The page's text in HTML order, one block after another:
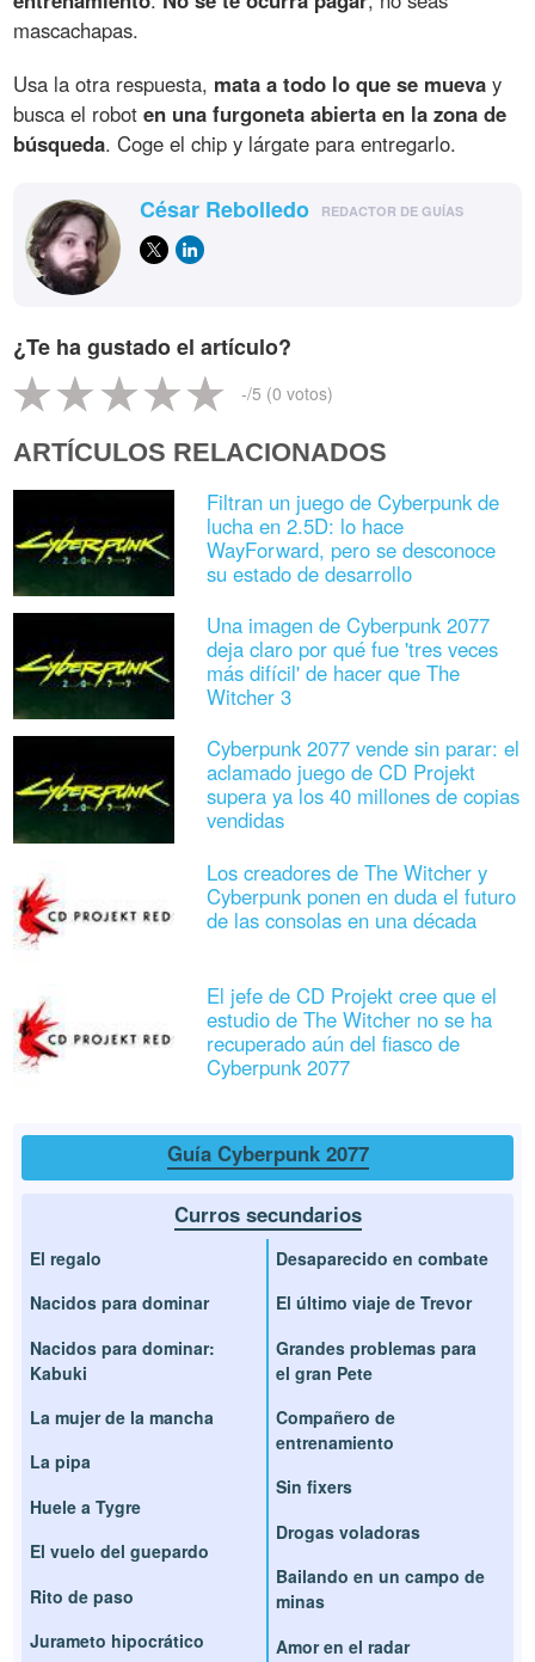
mascachapas.
Usa la otra respuesta, mata a todo lo que se mueva y
busca el roboten una furgoneta abierta en la zona de
búsqueda. Coge el chip y lárgate para entregarlo.
César Rebolledo REDACTOR DE GUÍAS
¿Te ha gustado el artículo?
-/5 (0 votos)
ARTÍCULOS RELACIONADOS
Filtran un juego de Cyberpunk de
lucha en 2.5D: lo hace
WayForward, pero se desconoce
su estado de desarrollo
Una imagen de Cyberpunk 2077
deja claro por qué fue 'tres veces
más difícil' de hacer que The
Witcher 3
Cyberpunk 2077 vende sin parar: el
aclamado juego de CD Projekt
supera ya los 40 millones de copias
vendidas
Los creadores de The Witcher y
Cyberpunk ponen en duda el futuro
de las consolas en una década
El jefe de CD Projekt cree que el
estudio de The Witcher no se ha
recuperado aún del fiasco de
Cyberpunk 2077
Guía Cyberpunk 2077
Curros secundarios
El regalo
Nacidos para dominar
Nacidos para dominar:
Kabuki
La mujer de la mancha
La pipa
Huele a Tygre
El vuelo del guepardo
Rito de paso
Jurameto hipocrático
Desaparecido en combate
El último viaje de Trevor
Grandes problemas para
el gran Pete
Compañero de
entrenamiento
Sin fixers
Drogas voladoras
Bailando en un campo de
minas
Amor en el radar